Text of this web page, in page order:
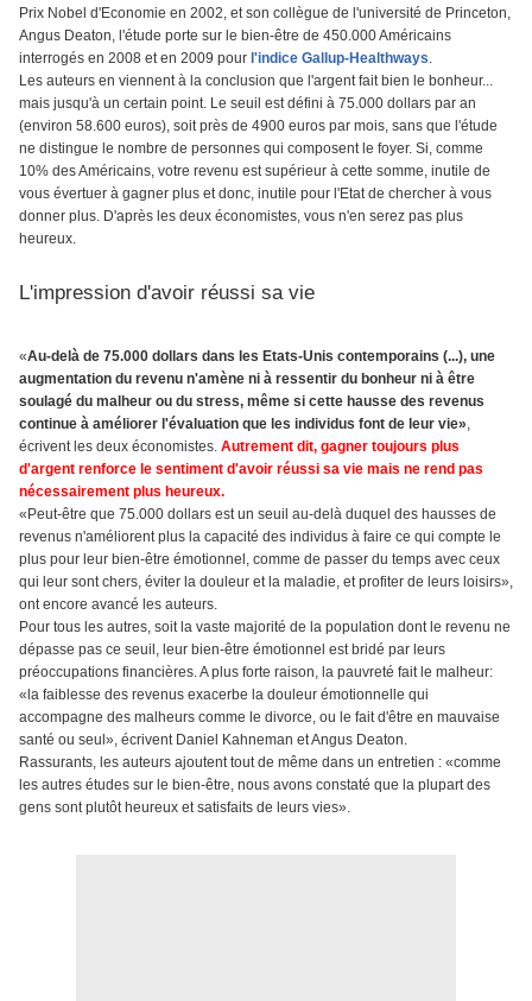
Prix Nobel d'Economie en 2002, et son collègue de l'université de Princeton,
Angus Deaton, l'étude porte sur le bien-être de 450.000 Américains
interrogés en 2008 et en 2009 pour l'indice Gallup-Healthways.
Les auteurs en viennent à la conclusion que l'argent fait bien le bonheur...
mais jusqu'à un certain point. Le seuil est défini à 75.000 dollars par an
(environ 58.600 euros), soit près de 4900 euros par mois, sans que l'étude
ne distingue le nombre de personnes qui composent le foyer. Si, comme
10% des Américains, votre revenu est supérieur à cette somme, inutile de
vous évertuer à gagner plus et donc, inutile pour l'Etat de chercher à vous
donner plus. D'après les deux économistes, vous n'en serez pas plus
heureux.
L'impression d'avoir réussi sa vie
«Au-delà de 75.000 dollars dans les Etats-Unis contemporains (...), une
augmentation du revenu n'amène ni à ressentir du bonheur ni à être
soulagé du malheur ou du stress, même si cette hausse des revenus
continue à améliorer l'évaluation que les individus font de leur vie»,
écrivent les deux économistes. Autrement dit, gagner toujours plus
d'argent renforce le sentiment d'avoir réussi sa vie mais ne rend pas
nécessairement plus heureux.
«Peut-être que 75.000 dollars est un seuil au-delà duquel des hausses de
revenus n'améliorent plus la capacité des individus à faire ce qui compte le
plus pour leur bien-être émotionnel, comme de passer du temps avec ceux
qui leur sont chers, éviter la douleur et la maladie, et profiter de leurs loisirs»,
ont encore avancé les auteurs.
Pour tous les autres, soit la vaste majorité de la population dont le revenu ne
dépasse pas ce seuil, leur bien-être émotionnel est bridé par leurs
préoccupations financières. A plus forte raison, la pauvreté fait le malheur:
«la faiblesse des revenus exacerbe la douleur émotionnelle qui
accompagne des malheurs comme le divorce, ou le fait d'être en mauvaise
santé ou seul», écrivent Daniel Kahneman et Angus Deaton.
Rassurants, les auteurs ajoutent tout de même dans un entretien : «comme
les autres études sur le bien-être, nous avons constaté que la plupart des
gens sont plutôt heureux et satisfaits de leurs vies».